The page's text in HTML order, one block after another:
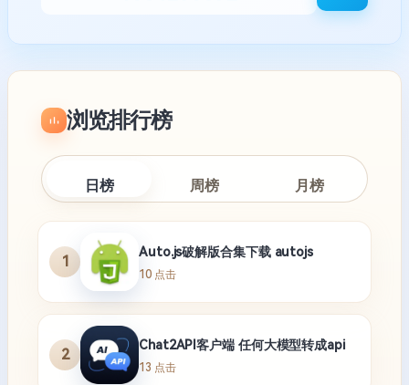
浏览排行榜
日榜 周榜 月榜
1
Auto.js破解版合集下载 autojs
10 点击
2
Chat2API客户端 任何大模型转成api
13 点击